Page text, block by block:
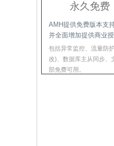
永久免费
AMH提供免费版本支
并全面增加提供商业
包括异常监控、流量防
改)、数据库主从同步、
部免费可用。